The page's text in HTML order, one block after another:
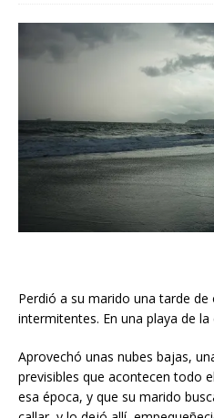
Perdió a su marido una tarde
intermitentes. En una playa de
Aprovechó unas nubes bajas,
previsibles que acontecen todo
esa época, y que su marido